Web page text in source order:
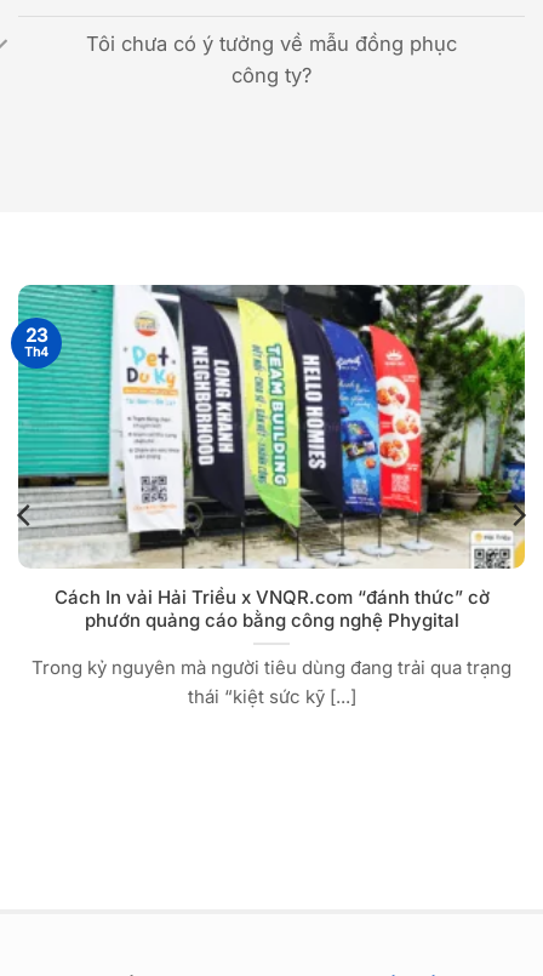
Tôi chưa có ý tưởng về mẫu đồng phục
công ty?
Cách In vải Hải Triều x VNQR.com “đánh thức” cờ
phướn quảng cáo bằng công nghệ Phygital
Trong kỷ nguyên mà người tiêu dùng đang trải qua trạng
thái “kiệt sức kỹ [...]
23
Th4